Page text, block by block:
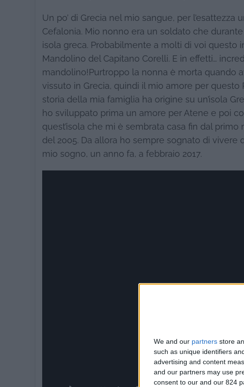
We and our partners store
such as unique identifiers
advertising and content
and our partners may use
consent to our and our 824
Un po’ di Grecia nel mio sangue, per l’esattezza
Cefalonia. Mio nonno era un soldato che
isola greca. Probabilmente a molti di voi questo
Mandolino del Capitano Corelli. E in effetti…
mandolino!Purtroppo la nonna è morta quando
vissuto in Grecia, quindi il mio amore per
storia della mia famiglia ha origine su un’isola
ho sviluppato prima un amore per Atene e poi
quest’isola che mi è sembrata casa fin dal
del 2005. Da allora ho sempre sognato di
mio sogno, un anno fa, a febbraio 2017.